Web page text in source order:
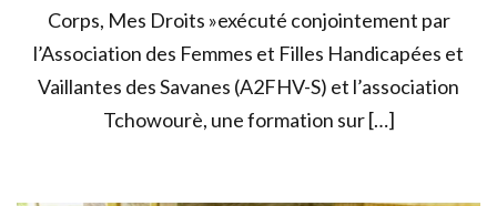
Corps, Mes Droits »exécuté conjointement par
l’Association des Femmes et Filles Handicapées et
Vaillantes des Savanes (A2FHV-S) et l’association
Tchowourè, une formation sur […]